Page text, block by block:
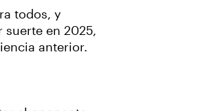
todos, y
en 2025,
anterior.